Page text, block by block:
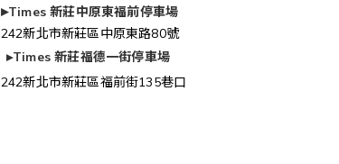
▸Times 新莊中原東福前停車場
242新北市新莊區中原東路80號
▸Times 新莊福德一街停車場
242新北市新莊區福前街135巷口